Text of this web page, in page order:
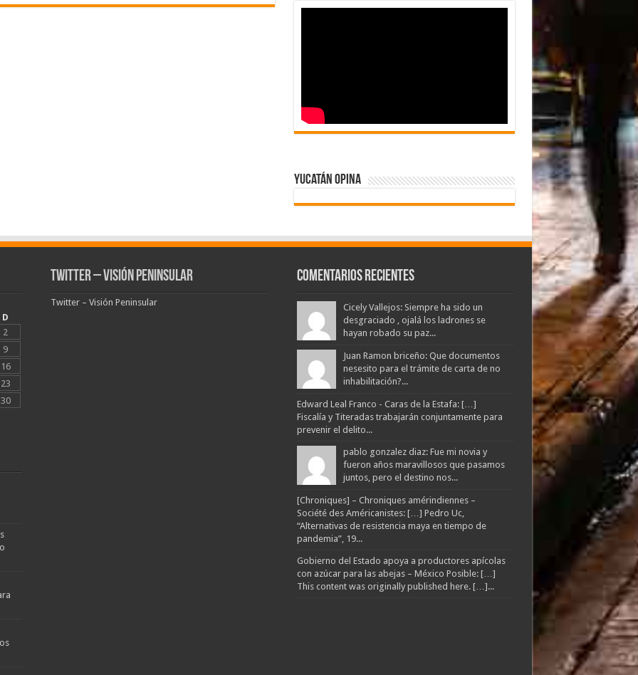
Yucatán Opina
D
2
9
16
23
30
Twitter – Visión Peninsular
Twitter – Visión Peninsular
Comentarios Recientes
Cicely Vallejos: Siempre ha sido un
desgraciado , ojalá los ladrones se
hayan robado su paz...
Juan Ramon briceño: Que documentos
nesesito para el trámite de carta de no
inhabilitación?...
Edward Leal Franco - Caras de la Estafa: […]
Fiscalía y Titeradas trabajarán conjuntamente para
prevenir el delito...
pablo gonzalez diaz: Fue mi novia y
fueron años maravillosos que pasamos
juntos, pero el destino nos...
[Chroniques] – Chroniques amérindiennes –
Société des Américanistes: […] Pedro Uc,
“Alternativas de resistencia maya en tiempo de
pandemia”, 19...
Gobierno del Estado apoya a productores apícolas
con azúcar para las abejas – México Posible: […]
This content was originally published here. […]...